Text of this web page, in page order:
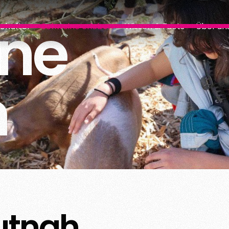
Schweine erleben Wissen & Facts Über